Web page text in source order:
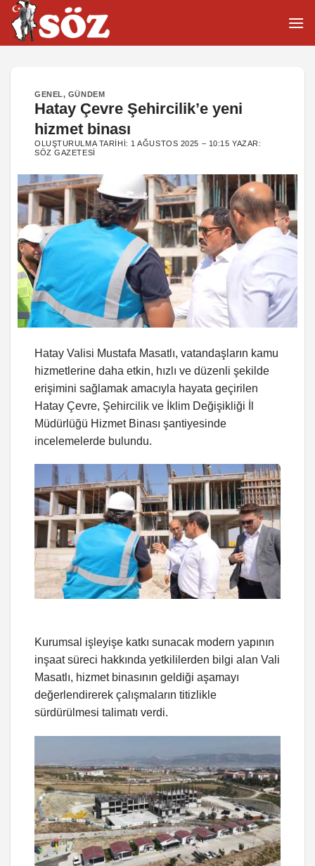
İçeriğe
atla
GENEL, GÜNDEM
Hatay Çevre Şehircilik’e yeni
hizmet binası
OLUŞTURULMA TARIHI: 1 AĞUSTOS 2025 – 10:15 YAZAR:
SÖZ GAZETESI
Hatay Valisi Mustafa Masatlı, vatandaşların kamu
hizmetlerine daha etkin, hızlı ve düzenli şekilde
erişimini sağlamak amacıyla hayata geçirilen
Hatay Çevre, Şehircilik ve İklim Değişikliği İl
Müdürlüğü Hizmet Binası şantiyesinde
incelemelerde bulundu.
Kurumsal işleyişe katkı sunacak modern yapının
inşaat süreci hakkında yetkililerden bilgi alan Vali
Masatlı, hizmet binasının geldiği aşamayı
değerlendirerek çalışmaların titizlikle
sürdürülmesi talimatı verdi.